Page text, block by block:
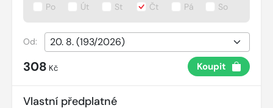
Po
Út St Čt Pá So
Od:
308 Kč Koupit
Vlastní předplatné